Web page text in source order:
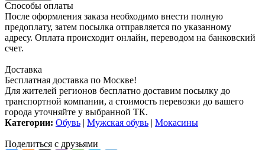
Способы оплаты
После оформления заказа необходимо внести полную
предоплату, затем посылка отправляется по указанному
адресу. Оплата происходит онлайн, переводом на банковский
счет.
Доставка
Бесплатная доставка по Москве!
Для жителей регионов бесплатно доставим посылку до
транспортной компании, а стоимость перевозки до вашего
города уточняйте у выбранной ТК.
Категории: Обувь | Мужская обувь | Мокасины
Поделиться с друзьями